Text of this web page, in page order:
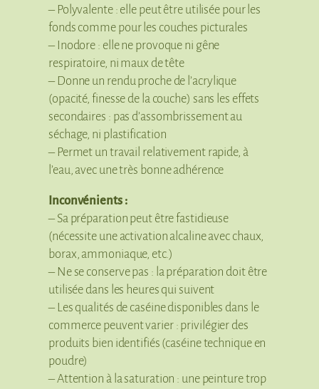
– Polyvalente : elle peut être utilisée pour les
fonds comme pour les couches picturales
– Inodore : elle ne provoque ni gêne
respiratoire, ni maux de tête
– Donne un rendu proche de l’acrylique
(opacité, finesse de la couche) sans les effets
secondaires : pas d’assombrissement au
séchage, ni plastification
– Permet un travail relativement rapide, à
l’eau, avec une très bonne adhérence
Inconvénients :
– Sa préparation peut être fastidieuse
(nécessite une activation alcaline avec chaux,
borax, ammoniaque, etc.)
– Ne se conserve pas : la préparation doit être
utilisée dans les heures qui suivent
– Les qualités de caséine disponibles dans le
commerce peuvent varier : privilégier des
produits bien identifiés (caséine technique en
poudre)
– Attention à la saturation : une peinture trop